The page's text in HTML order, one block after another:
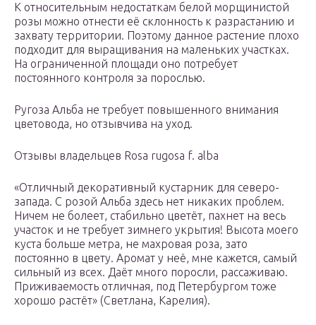
К относительным недостаткам белой морщинистой
розы можно отнести её склонность к разрастанию и
захвату территории. Поэтому данное растение плохо
подходит для выращивания на маленьких участках.
На ограниченной площади оно потребует
постоянного контроля за порослью.
Ругоза Альба не требует повышенного внимания
цветовода, но отзывчива на уход.
Отзывы владельцев Rosa rugosa f. alba
«Отличный декоративный кустарник для северо-
запада. С розой Альба здесь нет никаких проблем.
Ничем не болеет, стабильно цветёт, пахнет на весь
участок и не требует зимнего укрытия! Высота моего
куста больше метра, не махровая роза, зато
постоянно в цвету. Аромат у неё, мне кажется, самый
сильный из всех. Даёт много поросли, рассаживаю.
Приживаемость отличная, под Петербургом тоже
хорошо растёт» (Светлана, Карелия).